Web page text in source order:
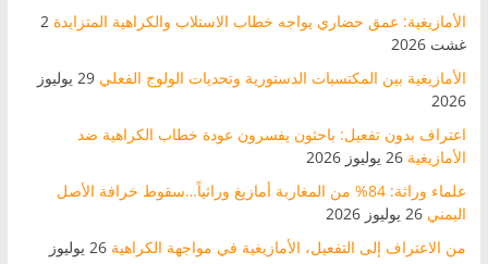
الأمازيغية: عمق حضاري يواجه خطاب الاستلاب والكراهية المتزايدة 2
غشت 2026
الأمازيغية بين المكتسبات الدستورية وتحديات الولوج الفعلي
29 يوليوز
2026
اعتراف بدون تفعيل: باحثون يفسرون عودة خطاب الكراهية ضد
الأمازيغية 26 يوليوز 2026
علماء وراثة: 84% من المغاربة أمازيغ وراثياً…سقوط خرافة الأصل
اليمني 26 يوليوز 2026
من الاعتراف إلى التفعيل، الأمازيغية في مواجهة الكراهية
26 يوليوز